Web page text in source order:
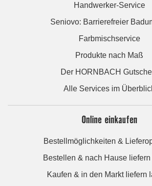
Handwerker-Service
Seniovo: Barrierefreier
Farbmischservice
Produkte nach Maß
Der HORNBACH
Alle Services im
Online einkaufen
Bestellmöglichkeiten &
Bestellen & nach Hause
Kaufen & in den Markt liefern